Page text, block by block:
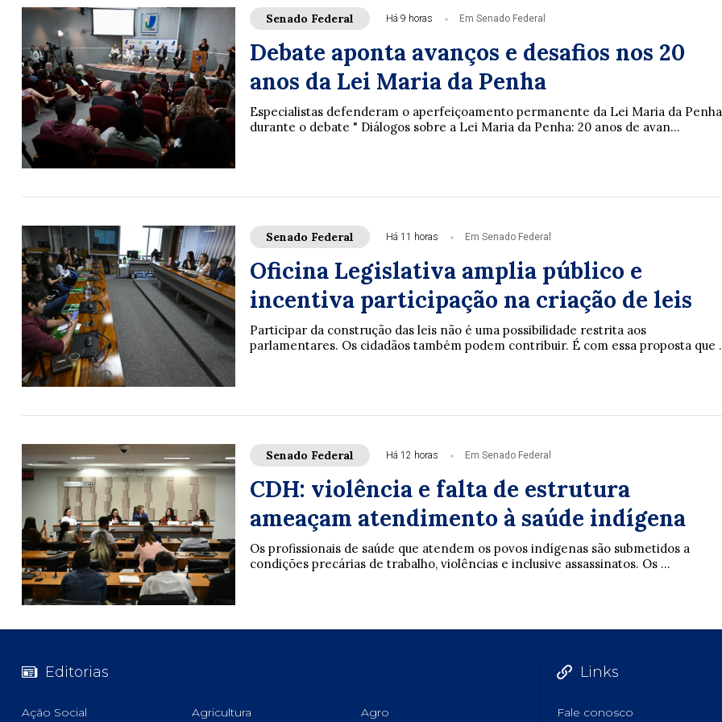
Senado Federal Há 9 horas Em Senado Federal
Debate aponta avanços e desafios nos 20
anos da Lei Maria da Penha
Especialistas defenderam o aperfeiçoamento permanente da Lei Maria da Penha
durante o debate " Diálogos sobre a Lei Maria da Penha: 20 anos de avan...
Senado Federal Há 11 horas Em Senado Federal
Oficina Legislativa amplia público e
incentiva participação na criação de leis
Participar da construção das leis não é uma possibilidade restrita aos
parlamentares. Os cidadãos também podem contribuir. É com essa proposta que
Senado Federal Há 12 horas Em Senado Federal
CDH: violência e falta de estrutura
ameaçam atendimento à saúde indígena
Os profissionais de saúde que atendem os povos indígenas são submetidos a
condições precárias de trabalho, violências e inclusive assassinatos. Os ...
Editorias
Ação Social Agricultura Agro
Links
Fale conosco